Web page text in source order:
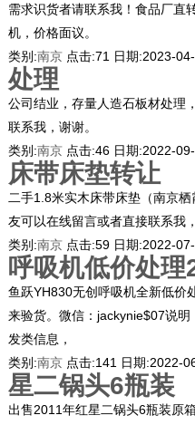
需求识货者请联系我！食品厂直
机，价格面议。
类别:南京 点击:71 日期:2023-
处理
公司结业，存量人造石板材处理
联系我，谢谢。
类别:南京 点击:46 日期:2022-
床带床垫转让
二手1.8米实木床带床垫（南京
友可以在线留言或者直接联系我
类别:南京 点击:59 日期:2022-
呼吸机低价处理
鱼跃YH830无创呼吸机全新低价
来验货。微信：jackynie$07说
发类信息，
类别:南京 点击:141 日期:2022-
星二锅头6瓶装
出售2011年红星二锅头6瓶装原